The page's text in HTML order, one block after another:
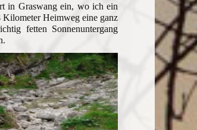
in Graswang ein, wo ich ein
Kilometer Heimweg eine ganz
fetten Sonnenuntergang